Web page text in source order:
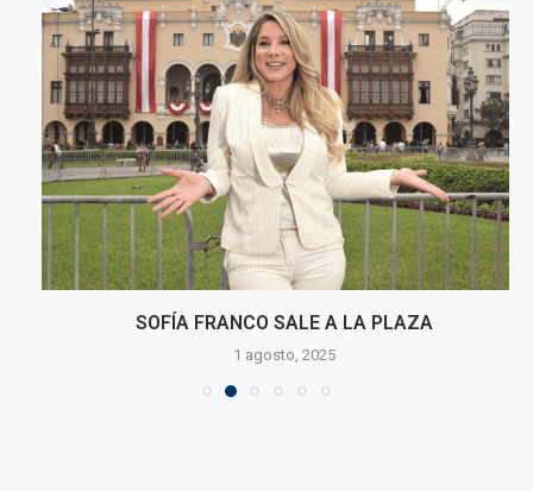
SOFÍA FRANCO SALE A LA PLAZA
1 agosto, 2025